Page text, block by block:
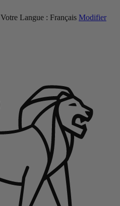
Votre Langue : Français Modifier